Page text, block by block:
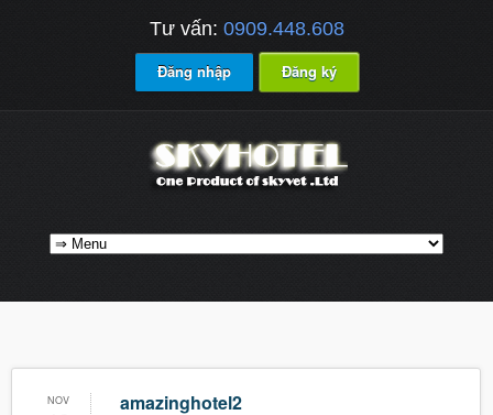
Tư vấn: 0909.448.608
Đăng nhập Đăng ký
NOV amazinghotel2